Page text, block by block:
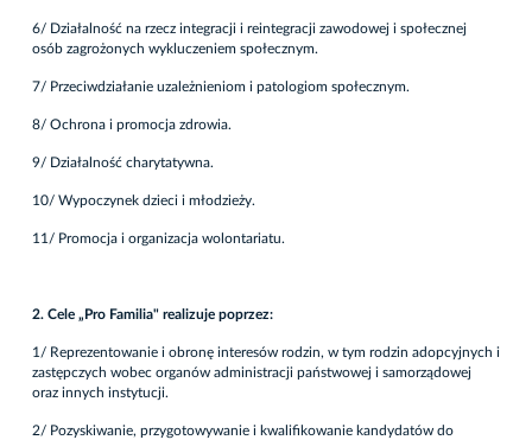
6/ Działalność na rzecz integracji i reintegracji zawodowej i społecznej
osób zagrożonych wykluczeniem społecznym.
7/ Przeciwdziałanie uzależnieniom i patologiom społecznym.
8/ Ochrona i promocja zdrowia.
9/ Działalność charytatywna.
10/ Wypoczynek dzieci i młodzieży.
11/ Promocja i organizacja wolontariatu.
2. Cele „Pro Familia" realizuje poprzez:
1/ Reprezentowanie i obronę interesów rodzin, w tym rodzin adopcyjnych i
zastępczych wobec organów administracji państwowej i samorządowej
oraz innych instytucji.
2/ Pozyskiwanie, przygotowywanie i kwalifikowanie kandydatów do